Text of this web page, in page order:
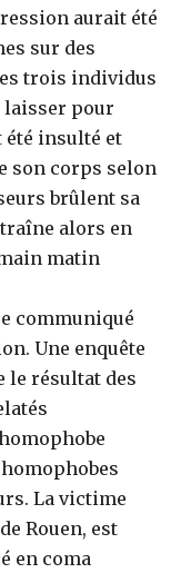
aurait été
sur des
trois individus
laisser pour
été insulté et
son corps selon
brûlent sa
alors en
matin
communiqué
Une enquête
le résultat des
La victime
Rouen, est
en coma